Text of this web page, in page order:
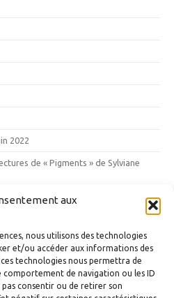
aux
nous utilisons des technologies
et/ou accéder aux informations des
technologies nous permettra de
comportement de navigation ou les ID
consentir ou de retirer son
2022
de « Pigments » de Sylviane
des Mille Poètes
Poétique Média Médiathèque du